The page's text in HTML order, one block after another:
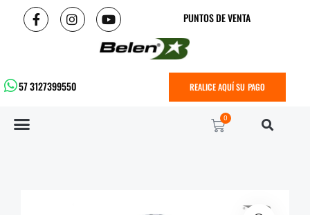
PUNTOS DE VENTA
57 3127399550 REALICE AQUÍ SU PAGO
0